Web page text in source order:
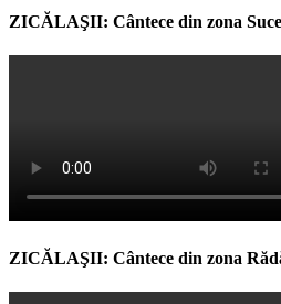
ZICĂLAŞII: Cântece din zona
ZICĂLAŞII: Cântece din zona